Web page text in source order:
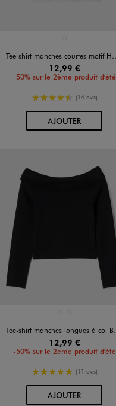
Tee-shirt manches courtes motif Huntrix fille - K-Pop Demon Hunters
12,99 €
-50% sur le 2ème produit d'été
4.5/5 de moyenne
(14 avis)
AJOUTERAU PANIER
Tee-shirt manches longues à col Bardot fille
12,99 €
-50% sur le 2ème produit d'été
5/5 de moyenne
(11 avis)
AJOUTERAU PANIER